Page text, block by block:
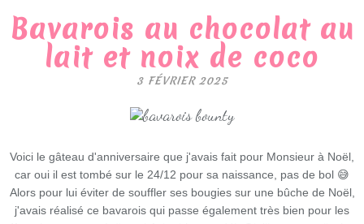
Bavarois au chocolat au
lait et noix de coco
3 FÉVRIER 2025
Voici le gâteau d'anniversaire que j'avais fait pour Monsieur à Noël,
car oui il est tombé sur le 24/12 pour sa naissance, pas de bol 😅
Alors pour lui éviter de souffler ses bougies sur une bûche de Noël,
j'avais réalisé ce bavarois qui passe également très bien pour les